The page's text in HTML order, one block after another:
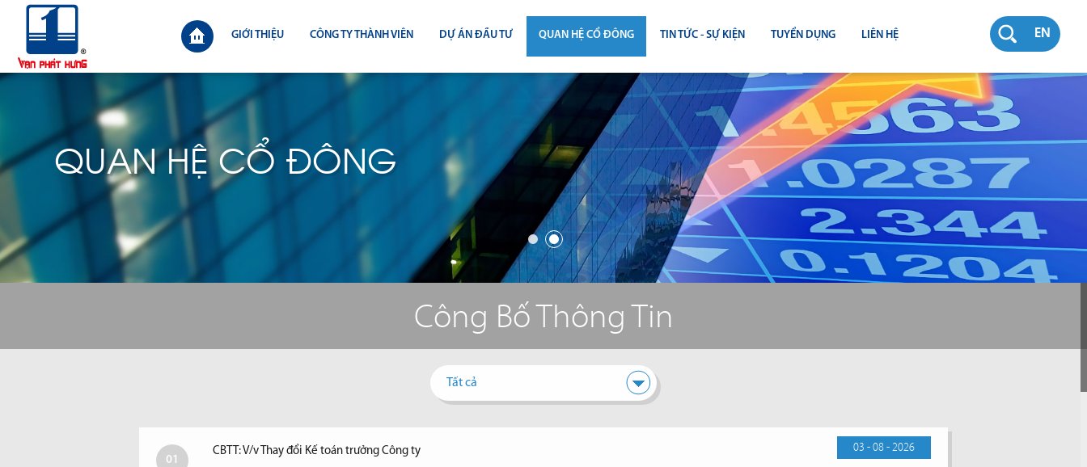
EN
GIỚI THIỆU CÔNG TY THÀNH VIÊN DỰ ÁN ĐẦU TƯ QUAN HỆ CỔ ĐÔNG
CÔNG BỐ THÔNG TIN
ĐẠI HỘI ĐỒNG CỔ ĐÔNG
BÁO CÁO THƯỜNG NIÊN
BÁO CÁO TÀI CHÍNH
BÁO CÁO QUẢN TRỊ CÔNG TY
TIN TỨC - SỰ KIỆN
TIN THỊ TRƯỜNG
TIN DỰ ÁN
TIN CÔNG TY
TUYỂN DỤNG LIÊN HỆ
QUAN HỆ CỔ ĐÔNG
Công Bố Thông Tin
Tất cả
01
03 - 08 - 2026
CBTT: V/v Thay đổi Kế toán trưởng Công ty